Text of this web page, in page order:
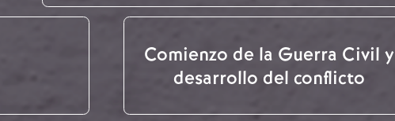
Comienzo de la Guerra Civil y
desarrollo del conflicto